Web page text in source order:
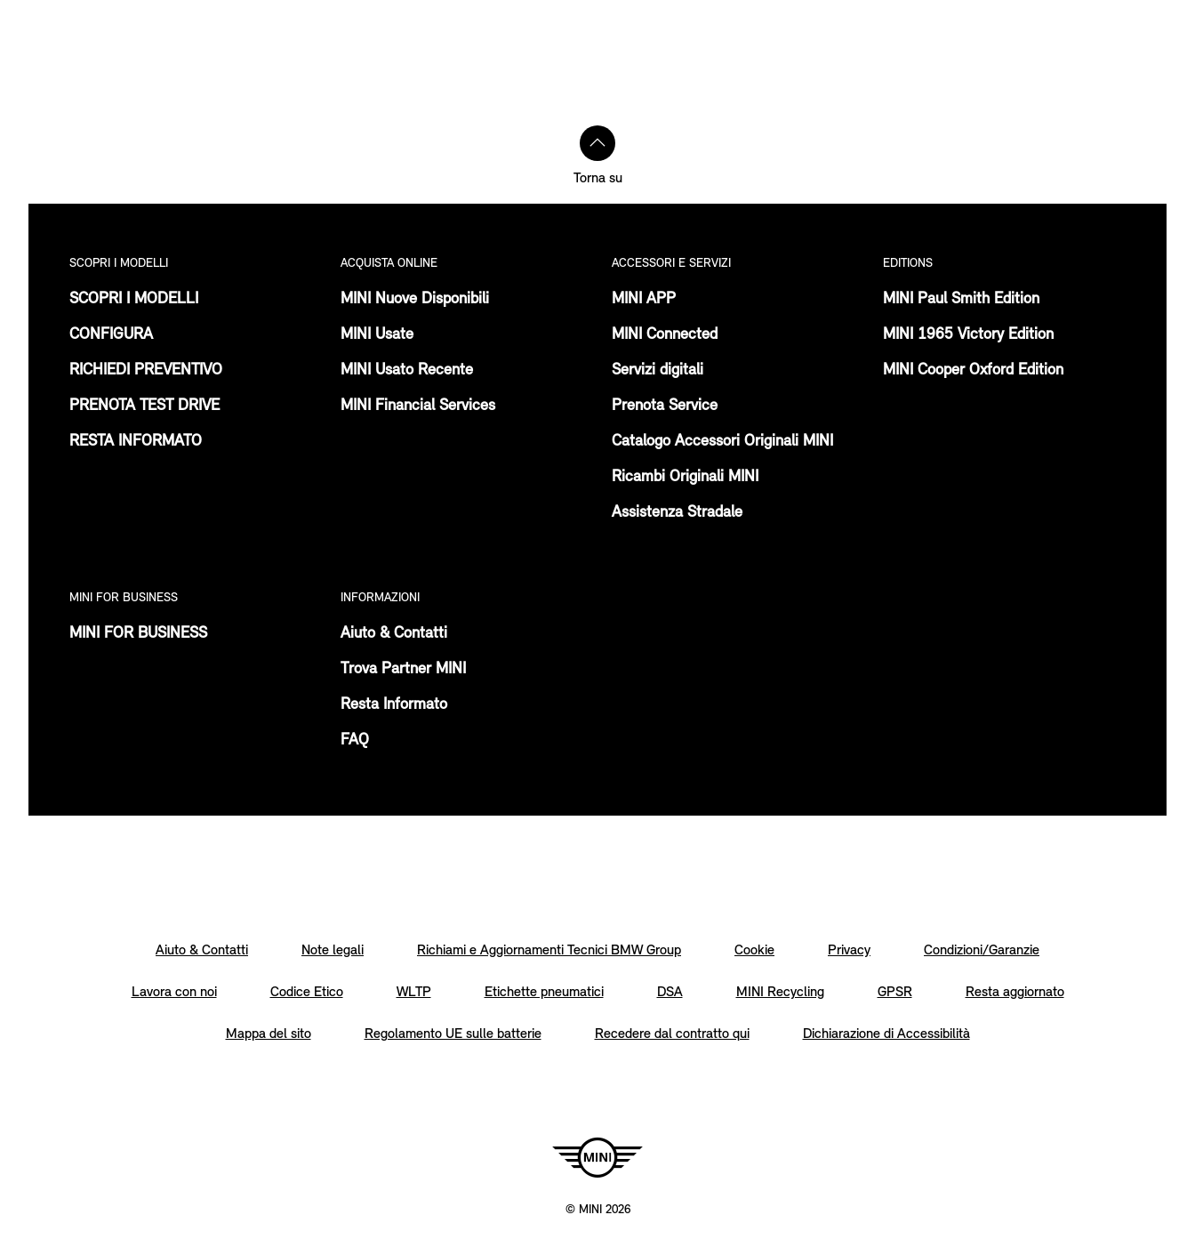
Torna su
SCOPRI I MODELLI
SCOPRI I MODELLI
CONFIGURA
RICHIEDI PREVENTIVO
PRENOTA TEST DRIVE
RESTA INFORMATO
ACQUISTA ONLINE
MINI Nuove Disponibili
MINI Usate
MINI Usato Recente
MINI Financial Services
ACCESSORI E SERVIZI
MINI APP
MINI Connected
Servizi digitali
Prenota Service
Catalogo Accessori Originali MINI
Ricambi Originali MINI
Assistenza Stradale
EDITIONS
MINI Paul Smith Edition
MINI 1965 Victory Edition
MINI Cooper Oxford Edition
MINI FOR BUSINESS
MINI FOR BUSINESS
INFORMAZIONI
Aiuto & Contatti
Trova Partner MINI
Resta Informato
FAQ
Aiuto & Contatti Note legali Richiami e Aggiornamenti Tecnici BMW Group Cookie Privacy Condizioni/Garanzie
Lavora con noi Codice Etico WLTP Etichette pneumatici DSA MINI Recycling GPSR Resta aggiornato
Mappa del sito Regolamento UE sulle batterie Recedere dal contratto qui Dichiarazione di Accessibilità
© MINI 2026